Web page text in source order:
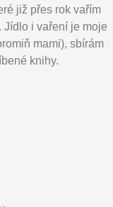
již přes rok vařím
Jídlo i vaření je moje
mami), sbírám
knihy.